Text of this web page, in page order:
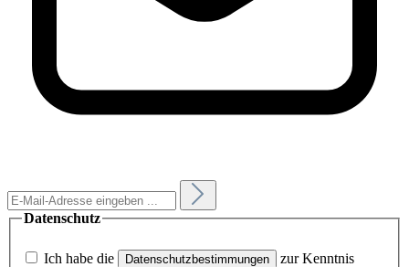
Datenschutz
Ich habe die Datenschutzbestimmungen
zur Kenntnis